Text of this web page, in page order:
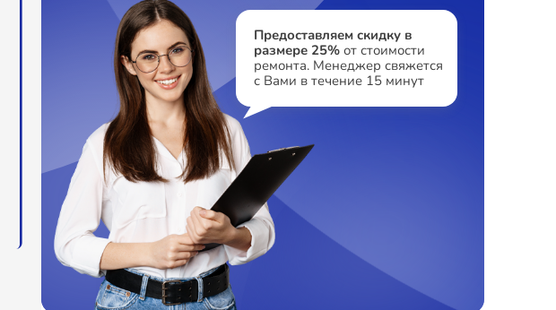
Предоставляем скидку в
размере 25% от стоимости
ремонта. Менеджер свяжется
с Вами в течение 15 минут